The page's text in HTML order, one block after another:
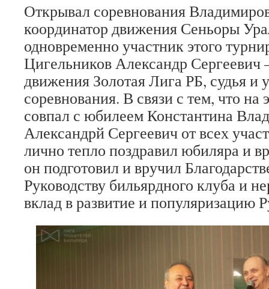
Открывал соревнования
координатор движения Сеньоры
одновременно участник этого
Цигельников Александр Сергеевич
движения Золотая Лига РБ, судья и
соревнования. В связи с тем, что на
совпал с юбилеем Константина
Александрй Сергеевич от всех
лично тепло поздравил юбиляра и
он подготовил и вручил
Руководству бильярдного клуба и
вклад в развитие и популяризацию